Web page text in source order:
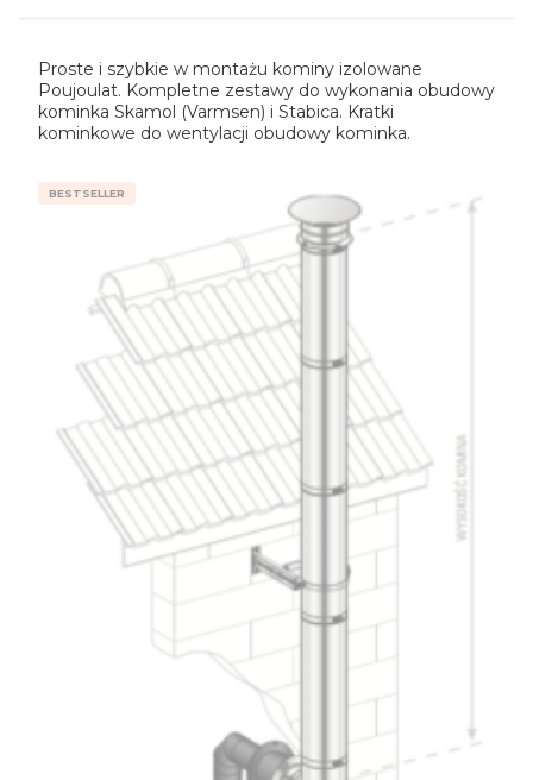
Proste i szybkie w montażu kominy izolowane
Poujoulat. Kompletne zestawy do wykonania obudowy
kominka Skamol (Varmsen) i Stabica. Kratki
kominkowe do wentylacji obudowy kominka.
BESTSELLER